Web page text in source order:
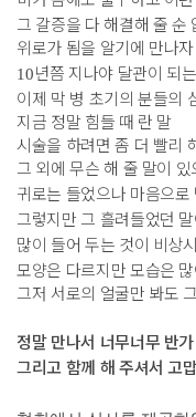
그 갈증을 다 해결해 줄 순
위로가 됨을 알기에 만나
10년쯤 지나야 달관이 되
이제 막 병 초기의 분들의
지금 정말 힘들 때 란 말
시술을 하려면 좀 더 빨리
그 외에 무슨 해 줄 말이 있
귀로는 들었으나 마음으
그렇지만 그 흘려들었던
많이 들어 두는 것이 비상
모양은 다르지만 모습은
그저 서로의 얼굴만 봐도
정말 만나서 너무너무 반
그리고 함께 해 주셔서 고